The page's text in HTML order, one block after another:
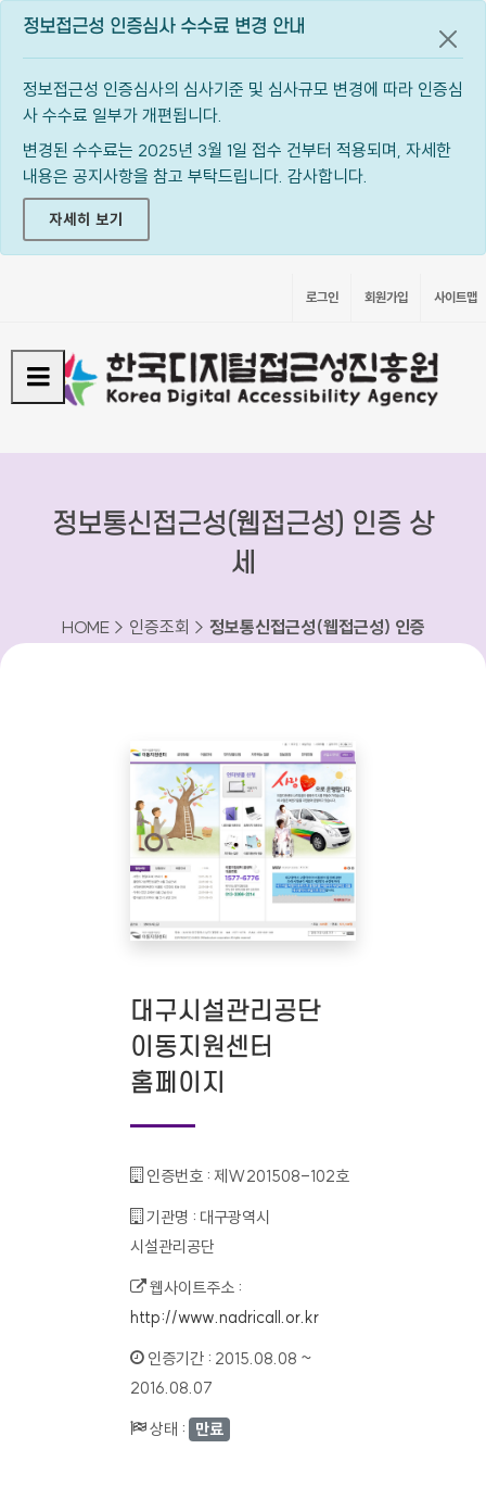
정보접근성 인증심사 수수료 변경 안내
정보접근성 인증심사의 심사기준 및 심사규모 변경에 따라 인증심
사 수수료 일부가 개편됩니다.
변경된 수수료는 2025년 3월 1일 접수 건부터 적용되며, 자세한
내용은 공지사항을 참고 부탁드립니다. 감사합니다.
자세히 보기
공지
로그인 회원가입 사이트맵
정보통신접근성(웹접근성) 인증 상
세
HOME > 인증조회 > 정보통신접근성(웹접근성) 인증
대구시설관리공단
이동지원센터
홈페이지
인증번호 : 제W201508-102호
기관명 : 대구광역시
시설관리공단
웹사이트주소 :
http://www.nadricall.or.kr
인증기간 : 2015.08.08 ~
2016.08.07
상태 : 만료